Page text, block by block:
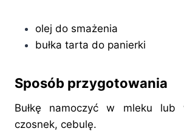
olej do smażenia
bułka tarta do panierki
Sposób przygotowania
Bułkę namoczyć w mleku lub
czosnek, cebulę.